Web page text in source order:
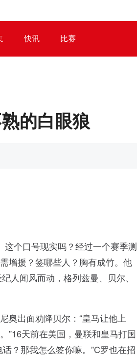
快讯 比赛
的白眼狼
个口号现实吗？经过一个赛季测
增援？签哪些人？胸有成竹。他
人闻风而动，格列兹曼、贝尔、
奥出面劝降贝尔：“皇马让他上
”16天前在美国，曼联和皇马打国
？那我怎么签你嘛。”C罗也在招